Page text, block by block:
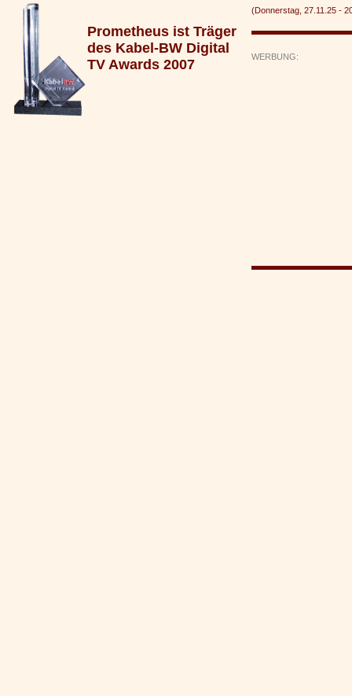
Prometheus ist Träger
des Kabel-BW Digital
TV Awards 2007
(Donnerstag, 27.11.25 -
WERBUNG: